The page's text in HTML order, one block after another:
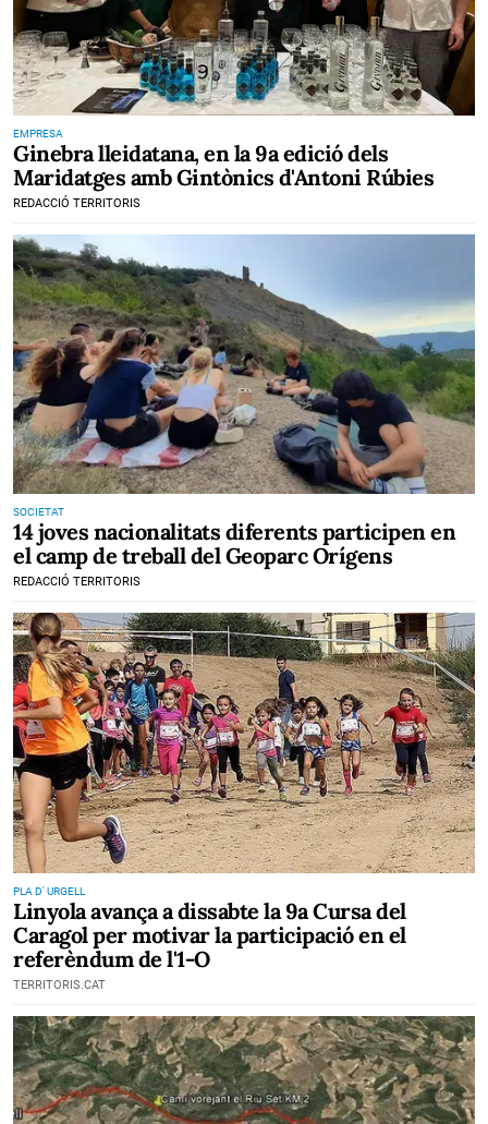
EMPRESA
Ginebra lleidatana, en la 9a edició dels
Maridatges amb Gintònics d'Antoni Rúbies
REDACCIÓ TERRITORIS
SOCIETAT
14 joves nacionalitats diferents participen en
el camp de treball del Geoparc Orígens
REDACCIÓ TERRITORIS
PLA D' URGELL
Linyola avança a dissabte la 9a Cursa del
Caragol per motivar la participació en el
referèndum de l'1-O
TERRITORIS.CAT